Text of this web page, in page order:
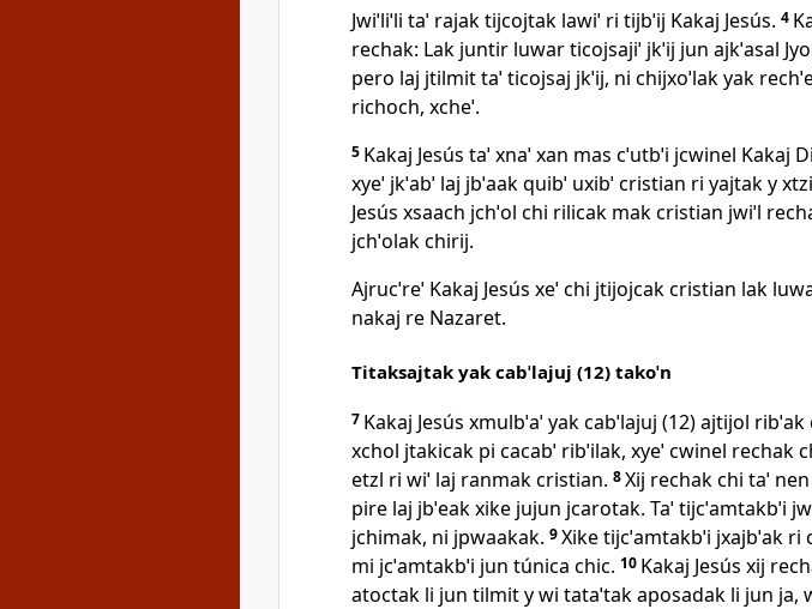
Jwiˈliˈli taˈ rajak tijcojtak lawiˈ ri tijbˈij Kakaj Jesús. 4
rechak: Lak juntir luwar ticojsajiˈ jkˈij jun ajkˈasal
pero laj jtilmit taˈ ticojsaj jkˈij, ni chijxoˈlak yak
richoch, xcheˈ.
5 Kakaj Jesús taˈ xnaˈ xan mas cˈutbˈi jcwinel Kakaj
xyeˈ jkˈabˈ laj jbˈaak quibˈ uxibˈ cristian ri yajtak y
Jesús xsaach jchˈol chi rilicak mak cristian jwiˈl
jchˈolak chirij.
Ajrucˈreˈ Kakaj Jesús xeˈ chi jtijojcak cristian lak
nakaj re Nazaret.
Titaksajtak yak cabˈlajuj (12) takoˈn
7 Kakaj Jesús xmulbˈaˈ yak cabˈlajuj (12) ajtijol ribˈak
xchol jtakicak pi cacabˈ ribˈilak, xyeˈ cwinel rechak
etzl ri wiˈ laj ranmak cristian. 8Xij rechak chi taˈ
pire laj jbˈeak xike jujun jcarotak. Taˈ tijcˈamtakbˈi
jchimak, ni jpwaakak. 9Xike tijcˈamtakbˈi jxajbˈak ri
mi jcˈamtakbˈi jun túnica chic. 10 Kakaj Jesús xij
atoctak li jun tilmit y wi tataˈtak aposadak li jun ja,